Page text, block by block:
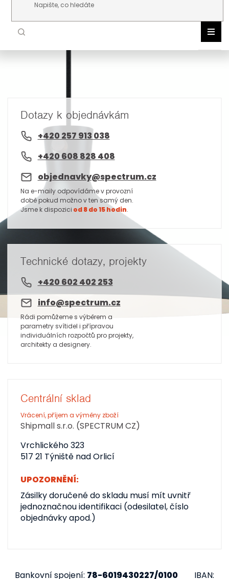
Přejít na obsah
Dotazy k objednávkám
+420 257 913 038
+420 608 828 408
objednavky@spectrum.cz
Na e-maily odpovídáme v provozní
době pokud možno v ten samý den.
Jsme k dispozici od 8 do 15 hodin.
Technické dotazy, projekty
+420 602 402 253
info@spectrum.cz
Rádi pomůžeme s výběrem a
parametry svítidel i přípravou
individuálních rozpočtů pro projekty,
architekty a designery.
Centrální sklad
Vrácení, příjem a výměny zboží
Shipmall s.r.o. (SPECTRUM CZ)
Vrchlického 323
517 21 Týniště nad Orlicí
UPOZORNĚNÍ:
Zásilky doručené do skladu musí mít uvnitř
jednoznačnou identifikaci (odesilatel, číslo
objednávky apod.)
Bankovní spojení: 78-6019430227/0100IBAN: